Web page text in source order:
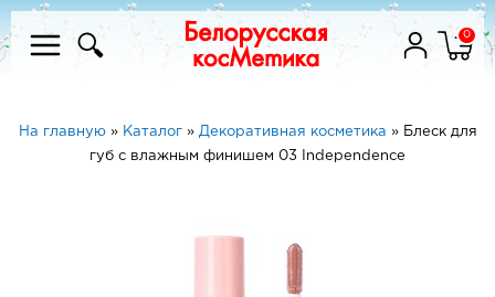
0
На главную» Каталог» Декоративная косметика » Блеск для
губ с влажным финишем 03 Independence